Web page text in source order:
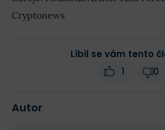
Cryptonews
Líbil se vám tento
1
0
Autor